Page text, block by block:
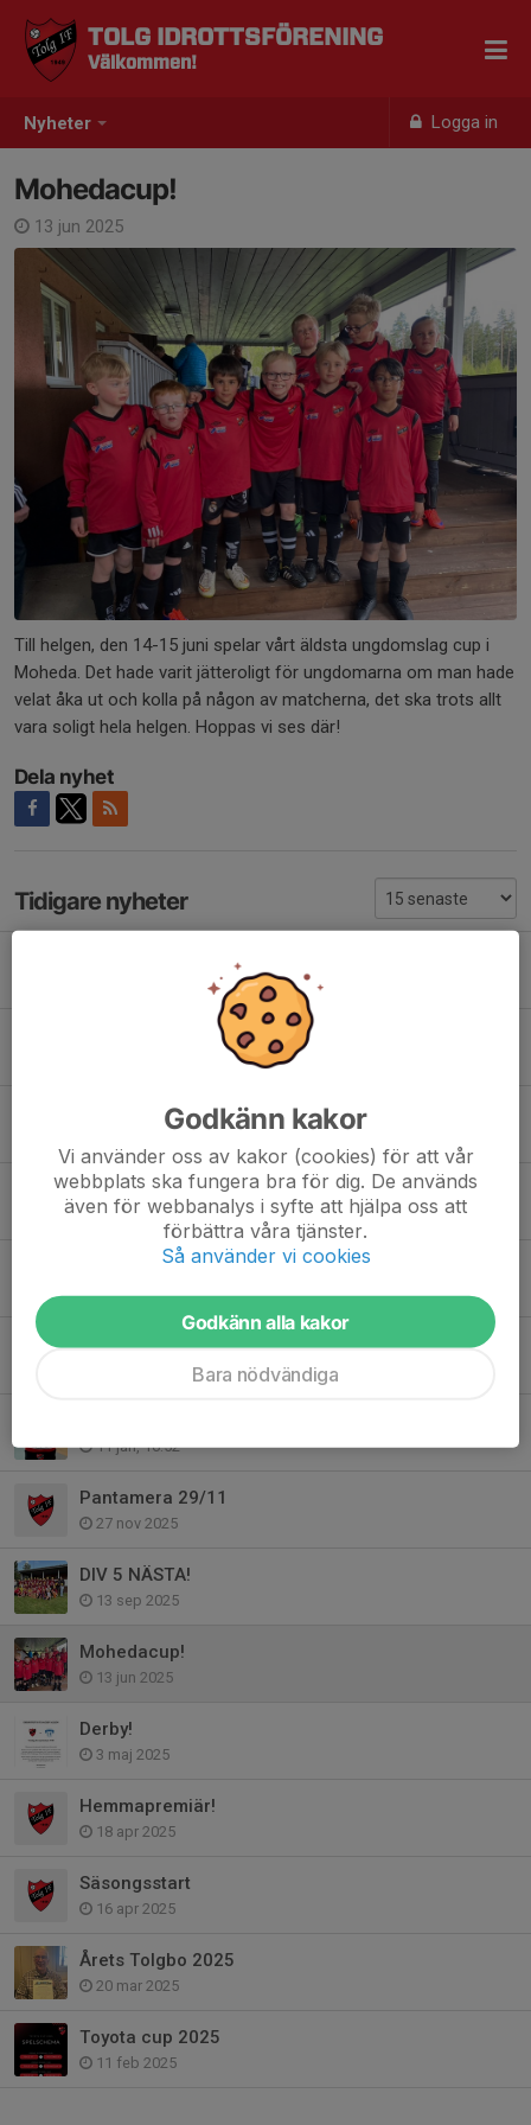
Nyheter Logga in
TOLG IDROTTSFÖRENING
Välkommen!
Mohedacup!
13 jun 2025
Till helgen, den 14-15 juni spelar vårt äldsta ungdomslag cup i
Moheda. Det hade varit jätteroligt för ungdomarna om man hade
velat åka ut och kolla på någon av matcherna, det ska trots allt
vara soligt hela helgen. Hoppas vi ses där!
Dela nyhet
Tidigare nyheter
Pantamera insamling söndag 14 juni
Seriepremiär för vår seniortrupp
Årsmöte Tolg IF 22/3
3 mar, 19:59
Motionsinnebandy på söndagar
4 feb, 08:00
Bli medlem i Tolg IF
11 jan, 16:52
Pantamera 29/11
27 nov 2025
DIV 5 NÄSTA!
13 sep 2025
Mohedacup!
13 jun 2025
Derby!
3 maj 2025
Hemmapremiär!
18 apr 2025
Säsongsstart
16 apr 2025
Årets Tolgbo 2025
20 mar 2025
Toyota cup 2025
11 feb 2025
Godkänn kakor
Vi använder oss av kakor (cookies) för att vår
webbplats ska fungera bra för dig. De används
även för webbanalys i syfte att hjälpa oss att
förbättra våra tjänster.
Så använder vi cookies
Godkänn alla kakor
Bara nödvändiga